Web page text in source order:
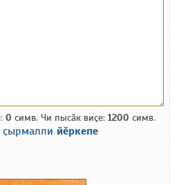
0 симв. Чи пысӑк виҫе: 1200 симв.
ҫырмалли йӗркепе